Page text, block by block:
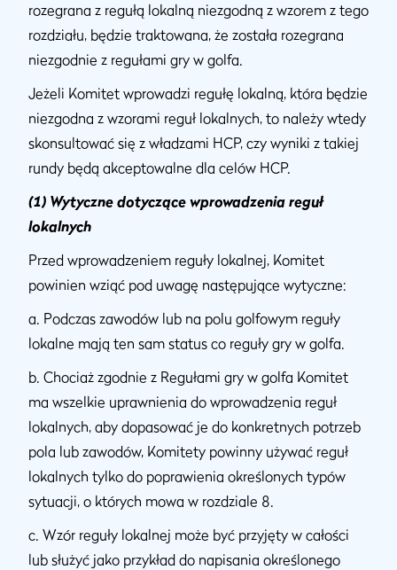
rozegrana z regułą lokalną niezgodną z wzorem z tego
rozdziału, będzie traktowana, że została rozegrana
niezgodnie z regułami gry w golfa.
Jeżeli Komitet wprowadzi regułę lokalną, która będzie
niezgodna z wzorami reguł lokalnych, to należy wtedy
skonsultować się z władzami HCP, czy wyniki z takiej
rundy będą akceptowalne dla celów HCP.
(1) Wytyczne dotyczące wprowadzenia reguł
lokalnych
Przed wprowadzeniem reguły lokalnej, Komitet
powinien wziąć pod uwagę następujące wytyczne:
a. Podczas zawodów lub na polu golfowym reguły
lokalne mają ten sam status co reguły gry w golfa.
b. Chociaż zgodnie z Regułami gry w golfa Komitet
ma wszelkie uprawnienia do wprowadzenia reguł
lokalnych, aby dopasować je do konkretnych potrzeb
pola lub zawodów, Komitety powinny używać reguł
lokalnych tylko do poprawienia określonych typów
sytuacji, o których mowa w rozdziale 8.
c. Wzór reguły lokalnej może być przyjęty w całości
lub służyć jako przykład do napisania określonego